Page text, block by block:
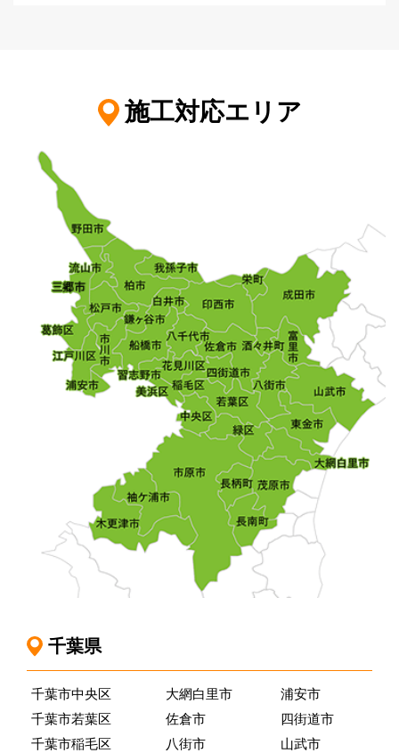
施工対応エリア
千葉県
千葉市中央区
千葉市若葉区
千葉市稲毛区
大網白里市
佐倉市
八街市
浦安市
四街道市
山武市